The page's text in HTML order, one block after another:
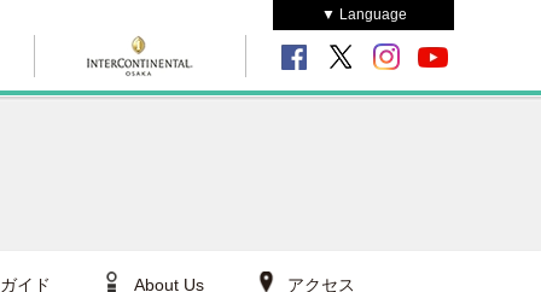
▼ Language
イド About Us アクセス